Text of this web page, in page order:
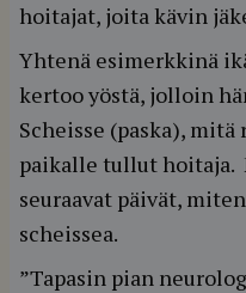
hoitajat, joita kävin
Yhtenä esimerkkinä
kertoo yöstä, jolloin
Scheisse (paska),
paikalle tullut
seuraavat päivät,
scheissea.
”Tapasin pian